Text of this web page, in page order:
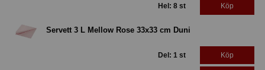
Hel: 8 st Köp
Servett 3 L Mellow Rose 33x33 cm Duni
Del: 1 st Köp